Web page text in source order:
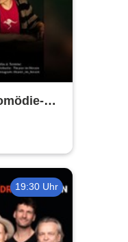
dem
wir
19:30 Uhr